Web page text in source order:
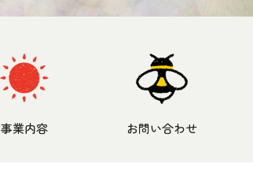
事業内容 お問い合わせ